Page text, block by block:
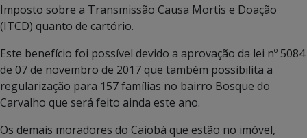
Imposto sobre a Transmissão Causa Mortis e Doação
(ITCD) quanto de cartório.
Este benefício foi possível devido a aprovação da lei nº 5084
de 07 de novembro de 2017 que também possibilita a
regularização para 157 famílias no bairro Bosque do
Carvalho que será feito ainda este ano.
Os demais moradores do Caiobá que estão no imóvel,